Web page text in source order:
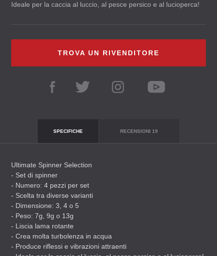
Ideale per la caccia al luccio, al pesce persico e al lucioperca!
TROVA UN RIVENDITORE
SPECIFICHE RECENSIONI 19
Ultimate Spinner Selection
- Set di spinner
- Numero: 4 pezzi per set
- Scelta tra diverse varianti
- Dimensione: 3, 4 o 5
- Peso: 7g, 9g o 13g
- Liscia lama rotante
- Crea molta turbolenza in acqua
- Produce riflessi e vibrazioni attraenti